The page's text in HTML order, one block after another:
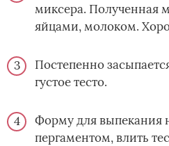
миксера. Полученная
яйцами, молоком.
Постепенно
густое тесто.
Форму для выпекания
пергаментом, влить